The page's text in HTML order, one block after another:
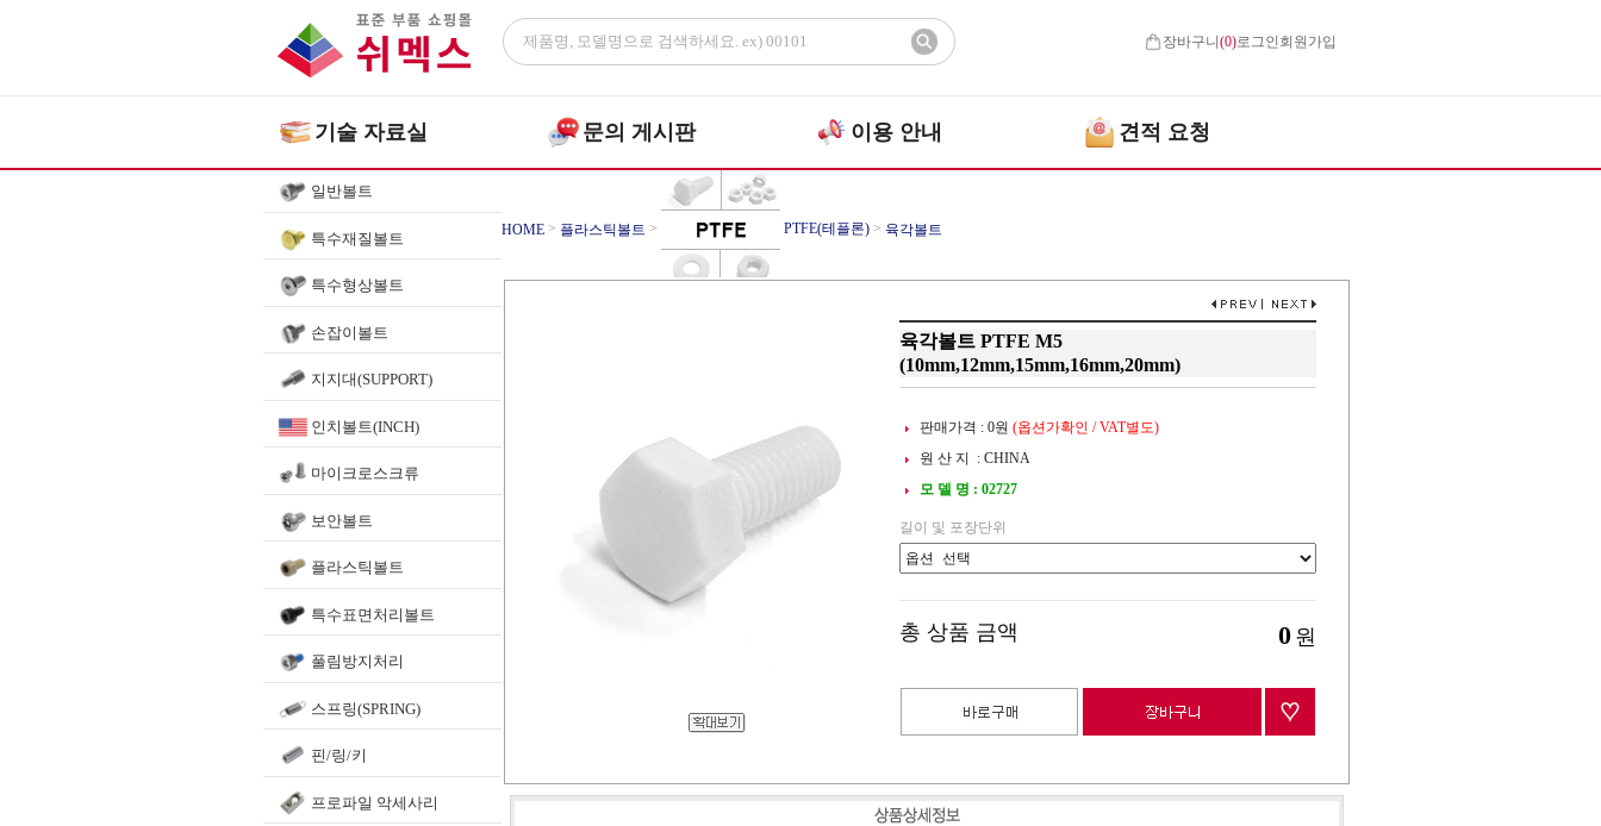
장바구니(0)로그인 회원가입
기술 자료실 문의 게시판 이용 안내 견적 요청
일반볼트
특수재질볼트
특수형상볼트
손잡이볼트
지지대(SUPPORT)
인치볼트(INCH)
마이크로스크류
보안볼트
플라스틱볼트
특수표면처리볼트
풀림방지처리
스프링(SPRING)
핀/링/키
프로파일 악세사리
HOME > 플라스틱볼트 > PTFE(테플론) > 육각볼트
육각볼트 PTFE M5
(10mm,12mm,15mm,16mm,20mm)
판매가격 : 0원 (옵션가확인 / VAT별도)
원 산 지 : CHINA
모 델 명 : 02727
길이 및 포장단위
총 상품 금액 0 원